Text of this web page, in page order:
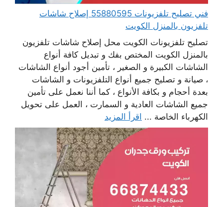
فني تصليح تلفزيونات 55880595 إصلاح شاشات
تلفزيون بالمنزل الكويت
تصليح تلفزيونات الكويت محل إصلاح شاشات تلفزيون
بالمنزل الكويت المختص بفك و تبديل كافة أنواع
الشاشات الكبيرة و الصغير ، تأمين أجود أنواع الشاشات
، صيانة و تصليح جميع أنواع التلفزيونات و الشاشات
بعدة أحجام و بكافة الأنواع ، كما أننا نعمل على تأمين
جميع الشاشات العادية و السمارت ، العمل على تحويل
الكهرباء الخاصة ... اقرأ المزيد